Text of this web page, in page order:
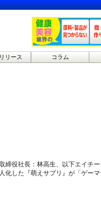
リース コラム
締役社長：林高生、以下エイチー
化した『萌えサプリ』が「ゲーマ